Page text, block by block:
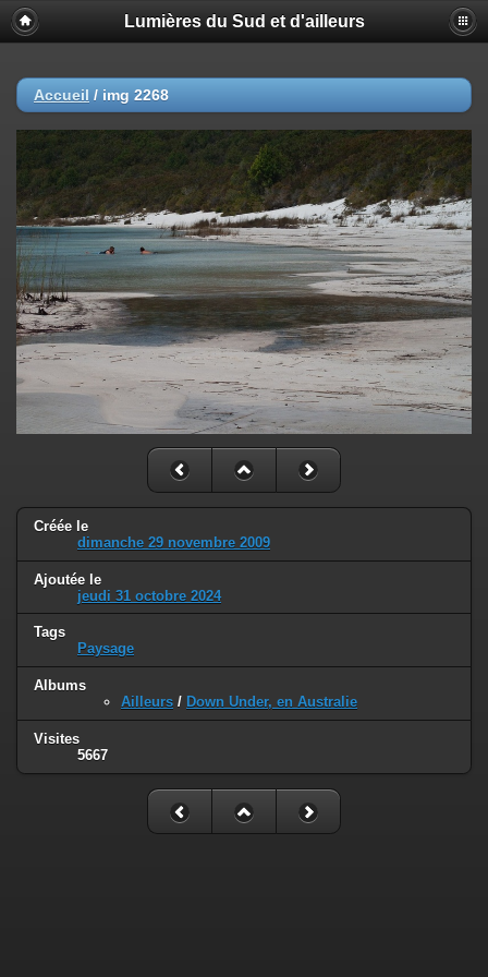
Lumières du Sud et d'ailleurs
Accueil / img 2268
Créée le
dimanche 29 novembre 2009
Ajoutée le
jeudi 31 octobre 2024
Tags
Paysage
Albums
Ailleurs / Down Under, en Australie
Visites
5667